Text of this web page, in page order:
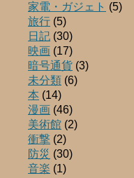
家電・ガジェト (5)
旅行 (5)
日記 (30)
映画 (17)
暗号通貨 (3)
未分類 (6)
本 (14)
漫画 (46)
美術館 (2)
衝撃 (2)
防災 (30)
音楽 (1)